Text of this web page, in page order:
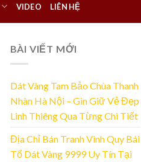
VIDEO LIÊN HỆ
BÀI VIẾT MỚI
Dát Vàng Tam Bảo Chùa Thanh
Nhàn Hà Nội – Gìn Giữ Vẻ Đẹp
Linh Thiêng Qua Từng Chi Tiết
Địa Chỉ Bán Tranh Vinh Quy Bái
Tổ Dát Vàng 9999 Uy Tín Tại